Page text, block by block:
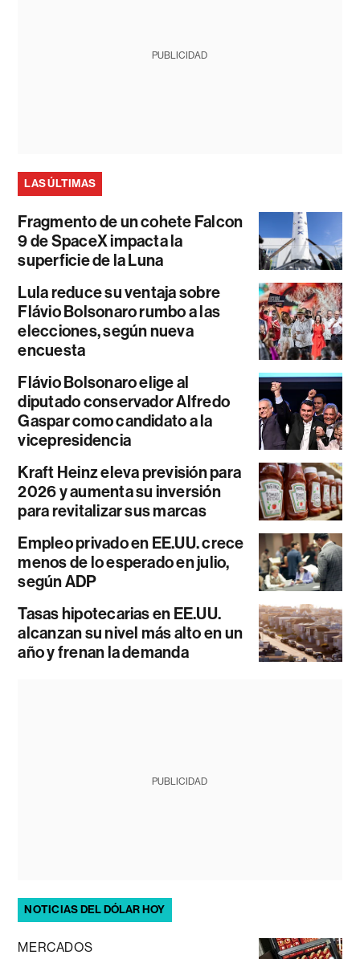
PUBLICIDAD
LAS ÚLTIMAS
Fragmento de un cohete Falcon
9 de SpaceX impacta la
superficie de la Luna
Lula reduce su ventaja sobre
Flávio Bolsonaro rumbo a las
elecciones, según nueva
encuesta
Flávio Bolsonaro elige al
diputado conservador Alfredo
Gaspar como candidato a la
vicepresidencia
Kraft Heinz eleva previsión para
2026 y aumenta su inversión
para revitalizar sus marcas
Empleo privado en EE.UU. crece
menos de lo esperado en julio,
según ADP
Tasas hipotecarias en EE.UU.
alcanzan su nivel más alto en un
año y frenan la demanda
PUBLICIDAD
NOTICIAS DEL DÓLAR HOY
MERCADOS